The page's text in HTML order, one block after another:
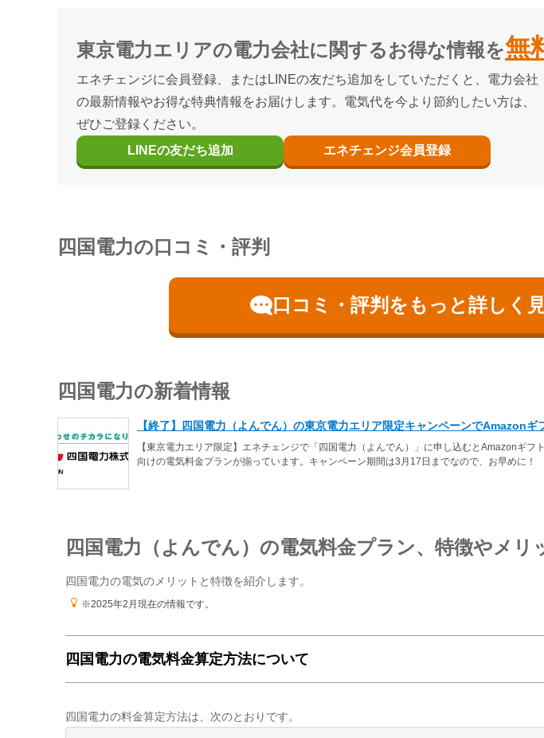
東京電力エリアの電力会社に関するお得な情報を無
エネチェンジに会員登録、またはLINEの友だち追加をしていただくと、電力会社
の最新情報やお得な特典情報をお届けします。電気代を今より節約したい方は、
ぜひご登録ください。
LINEの友だち追加 エネチェンジ会員登録
四国電力の口コミ・評判
口コミ・評判をもっと詳しく
四国電力の新着情報
【終了】四国電力（よんでん）の東京電力エリア限定キャンペーンでAmazonギ
【東京電力エリア限定】エネチェンジで「四国電力（よんでん）」に申し込むとAmazonギ
向けの電気料金プランが揃っています。キャンペーン期間は3月17日までなので、お早めに！
四国電力（よんでん）の電気料金プラン、特徴やメリ
四国電力の電気のメリットと特徴を紹介します。
※2025年2月現在の情報です。
四国電力の電気料金算定方法について
四国電力の料金算定方法は、次のとおりです。